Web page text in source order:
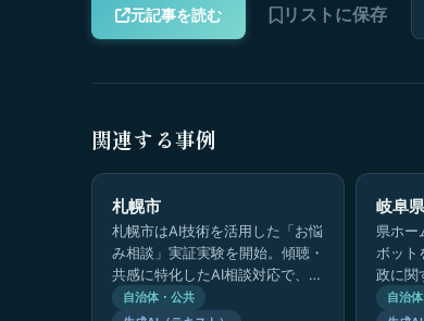
元記事を読む リストに保存
関連する事例
札幌市
札幌市はAI技術を活用した「お悩
み相談」実証実験を開始。傾聴・
共感に特化したAI相談対応で、孤
独・孤立対策として24時間匿名
自治体・公共
岐阜
県ホー
ボット
政に関
で自
自治